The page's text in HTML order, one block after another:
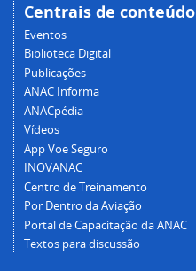
Centrais de conteúdo
Eventos
Biblioteca Digital
Publicações
ANAC Informa
ANACpédia
Vídeos
App Voe Seguro
INOVANAC
Centro de Treinamento
Por Dentro da Aviação
Portal de Capacitação da ANAC
Textos para discussão